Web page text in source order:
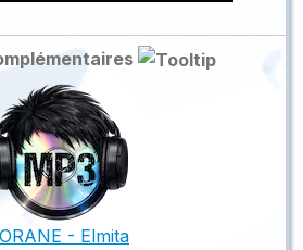
- Elmita